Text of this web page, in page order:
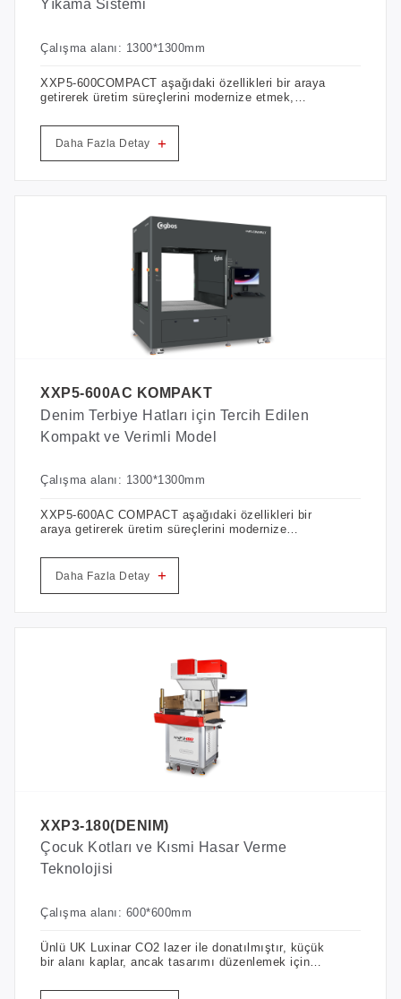
Yıkama Sistemi
Çalışma alanı: 1300*1300mm
XXP5-600COMPACT aşağıdaki özellikleri bir araya
getirerek üretim süreçlerini modernize etmek,
isteyen işletmeler için güçlü bir araç haline getirir.
Daha Fazla Detay +
XXP5-600AC KOMPAKT
Denim Terbiye Hatları için Tercih Edilen
Kompakt ve Verimli Model
Çalışma alanı: 1300*1300mm
XXP5-600AC COMPACT aşağıdaki özellikleri bir
araya getirerek üretim süreçlerini modernize
artırmak isteyen işletmeler için güçlü bir araç
haline gelir.
Daha Fazla Detay +
XXP3-180(DENIM)
Çocuk Kotları ve Kısmi Hasar Verme
Teknolojisi
Çalışma alanı: 600*600mm
Ünlü UK Luxinar CO2 lazer ile donatılmıştır, küçük
bir alanı kaplar, ancak tasarımı düzenlemek için
desen deseninin tüm kuru işlemlerini